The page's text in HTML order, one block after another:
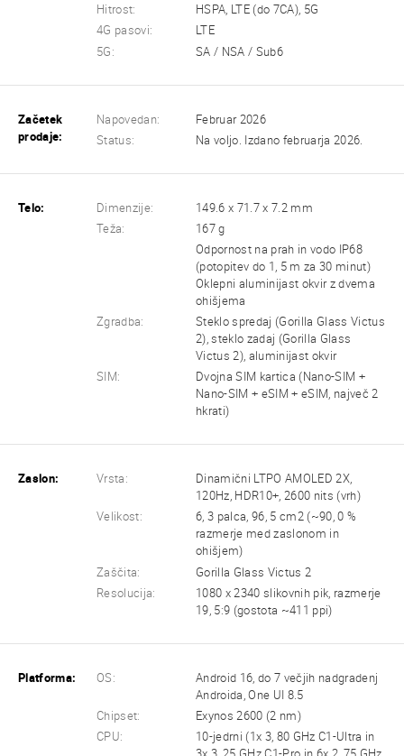
Hitrost:
HSPA, LTE (do 7CA), 5G
4G pasovi:
LTE
5G:
SA / NSA / Sub6
Začetek
prodaje:
Napovedan:
Februar 2026
Status:
Na voljo. Izdano februarja 2026.
Telo: Dimenzije:
149.6 x 71.7 x 7.2 mm
Teža:
167 g
Odpornost na prah in vodo IP68
(potopitev do 1, 5 m za 30 minut)
Oklepni aluminijast okvir z dvema
ohišjema
Zgradba:
Steklo spredaj (Gorilla Glass Victus
2), steklo zadaj (Gorilla Glass
Victus 2), aluminijast okvir
SIM:
Dvojna SIM kartica (Nano-SIM +
Nano-SIM + eSIM + eSIM, največ 2
hkrati)
Zaslon: Vrsta:
Dinamični LTPO AMOLED 2X,
120Hz, HDR10+, 2600 nits (vrh)
Velikost:
6, 3 palca, 96, 5 cm2 (~90, 0 %
razmerje med zaslonom in
ohišjem)
Zaščita:
Gorilla Glass Victus 2
Resolucija:
1080 x 2340 slikovnih pik, razmerje
19, 5:9 (gostota ~411 ppi)
Platforma: OS:
Android 16, do 7 večjih nadgradenj
Androida, One UI 8.5
Chipset:
Exynos 2600 (2 nm)
CPU:
10-jedrni (1x 3, 80 GHz C1-Ultra in